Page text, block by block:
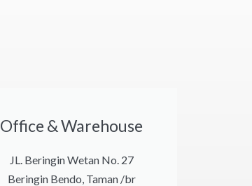
Office & Warehouse
JL. Beringin Wetan No. 27
Beringin Bendo, Taman /br